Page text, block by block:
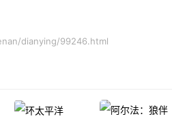
dianying/99246.html